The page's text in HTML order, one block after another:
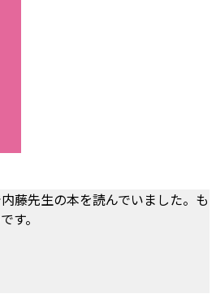
藤先生の本を読んでいました。も
す。